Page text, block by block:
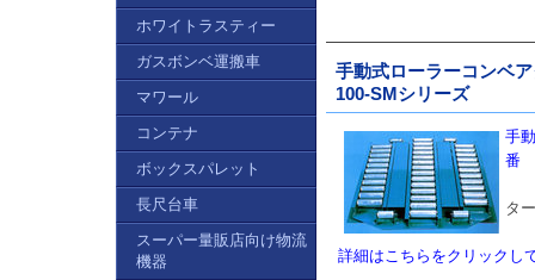
手動式ローラーコンベ
100-SMシリーズ
手
番
タ
詳細はこちらをクリックし
ホワイトラスティー
ガスボンベ運搬車
マワール
コンテナ
ボックスパレット
長尺台車
スーパー量販店向け物流
機器